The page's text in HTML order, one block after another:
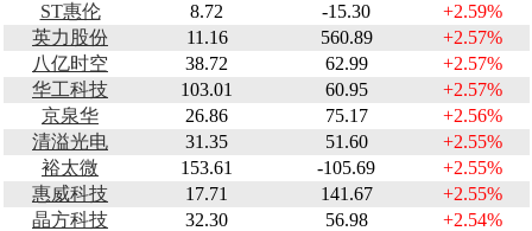
ST惠伦
8.72 -15.30
+2.59%
英力股份
11.16 560.89
+2.57%
八亿时空
38.72 62.99
+2.57%
华工科技
103.01 60.95
+2.57%
京泉华
26.86 75.17
+2.56%
清溢光电
31.35 51.60
+2.55%
裕太微
153.61 -105.69
+2.55%
惠威科技
17.71 141.67
+2.55%
晶方科技
32.30 56.98
+2.54%